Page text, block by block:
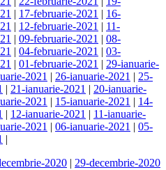
| 17-februarie-2021 | 16-
| 12-februarie-2021 | 11-
| 09-februarie-2021 | 08-
| 04-februarie-2021 | 03-
| 01-februarie-2021 | 29-ianuarie-
2021 | 26-ianuarie-2021 | 25-
| 21-ianuarie-2021 | 20-ianuarie-
2021 | 15-ianuarie-2021 | 14-
| 12-ianuarie-2021 | 11-ianuarie-
2021 | 06-ianuarie-2021 | 05-
|
2020 | 29-decembrie-2020